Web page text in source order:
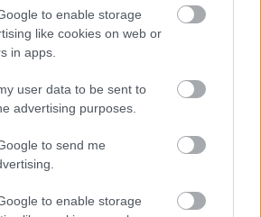
to enable storage
like cookies on web or
in apps.
user data to be sent to
advertising purposes.
to send me
to enable storage